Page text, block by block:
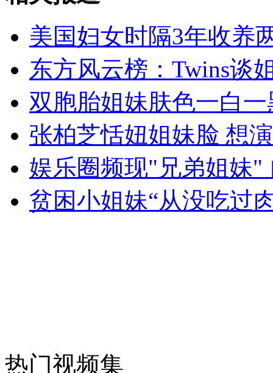
女孩北京地铁殴打老人 痛下狠手拳打脚踢
无痛分娩是否安全 医生回应
外交部：反对强权政治霸凌主义
外交部：有关国家言论片面不公正
消防员救轻生者 花炮节热闹非凡
美国妇女时隔3年收养
东方风云榜：Twins谈
双胞胎姐妹肤色一白
张柏芝恬妞姐妹脸 想
娱乐圈频现"兄弟姐妹"
贫困小姐妹“从没吃过
热门视频集